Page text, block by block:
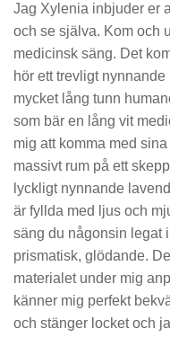
Jag Xylenia inbjuder er
och se själva. Kom och
medicinsk säng. Det
hör ett trevligt
mycket lång tunn
som bär en lång vit
mig att komma med
massivt rum på ett
lyckligt nynnande
är fyllda med ljus och
säng du någonsin legat
prismatisk, glödande.
materialet under mig
känner mig perfekt
och stänger locket och